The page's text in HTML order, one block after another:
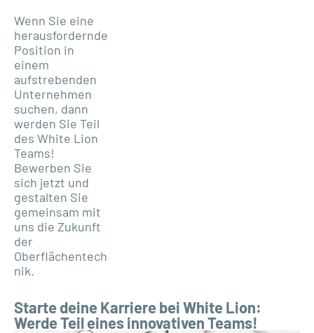
Wenn Sie eine
herausfordernde
Position in
einem
aufstrebenden
Unternehmen
suchen, dann
werden Sie Teil
des White Lion
Teams!
Bewerben Sie
sich jetzt und
gestalten Sie
gemeinsam mit
uns die Zukunft
der
Oberflächentech
nik.
Starte deine Karriere bei White Lion:
Werde Teil eines innovativen Teams!